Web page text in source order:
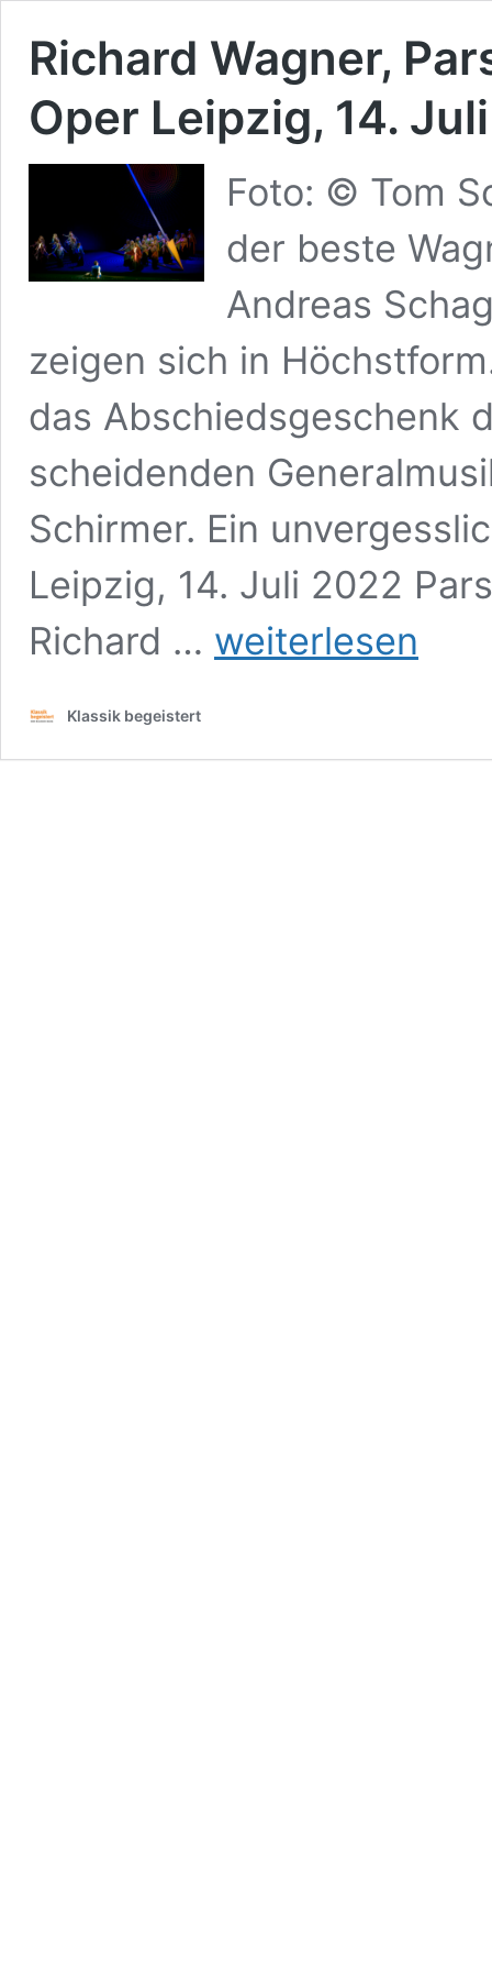
Richard Wagner,
Oper Leipzig, 14.
Foto: © Tom
der beste
Andreas
zeigen sich in
das Abschiedsgeschenk
scheidenden
Schirmer. Ein
Leipzig, 14. Juli 2022
Richard …
Wagner,
Juli
weiterlesen
Klassik begeistert